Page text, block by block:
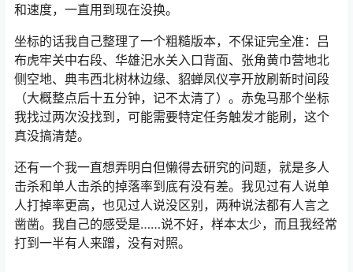
和速度，一直用到现在没换。
坐标的话我自己整理了一个粗糙版本，不保证完全准：吕
布虎牢关中右段、华雄汜水关入口背面、张角黄巾营地北
侧空地、典韦西北树林边缘、貂蝉凤仪亭开放刷新时间段
（大概整点后十五分钟，记不太清了）。赤兔马那个坐标
我找过两次没找到，可能需要特定任务触发才能刷，这个
真没搞清楚。
还有一个我一直想弄明白但懒得去研究的问题，就是多人
击杀和单人击杀的掉落率到底有没有差。我见过有人说单
人打掉率更高，也见过人说没区别，两种说法都有人言之
凿凿。我自己的感受是……说不好，样本太少，而且我经常
打到一半有人来蹭，没有对照。